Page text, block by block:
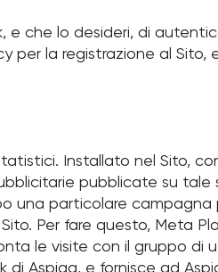
e che lo desideri, di
per la registrazione al Sito,
Installato nel Sito,
pubblicate su tale
una particolare campagna
Per fare questo, Meta
le visite con il gruppo di
Aspiag, e fornisce ad